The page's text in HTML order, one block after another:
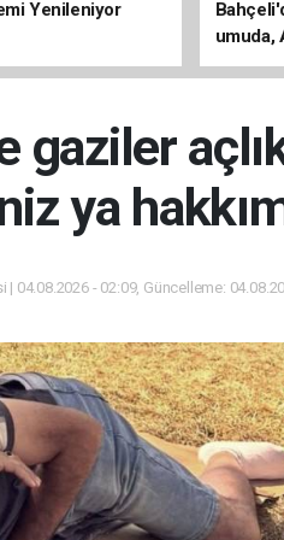
Yenileniyor
umuda,
evine
gaziler
ya
04.08.2026 - 02:09, Güncelleme: